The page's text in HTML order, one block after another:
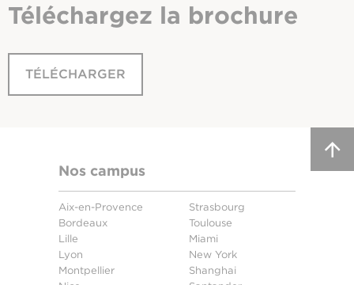
Téléchargez la brochure
TÉLÉCHARGER
Nos campus
Aix-en-Provence
Bordeaux
Lille
Lyon
Montpellier
Strasbourg
Toulouse
Miami
New York
Shanghai